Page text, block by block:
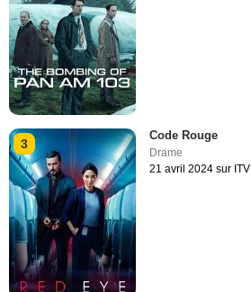
3
Code Rouge
Drame
21 avril 2024 sur ITV